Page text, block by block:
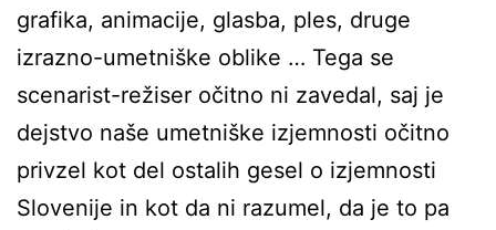
grafika, animacije, glasba, ples, druge
izrazno-umetniške oblike … Tega se
scenarist-režiser očitno ni zavedal, saj je
dejstvo naše umetniške izjemnosti očitno
privzel kot del ostalih gesel o izjemnosti
Slovenije in kot da ni razumel, da je to pa